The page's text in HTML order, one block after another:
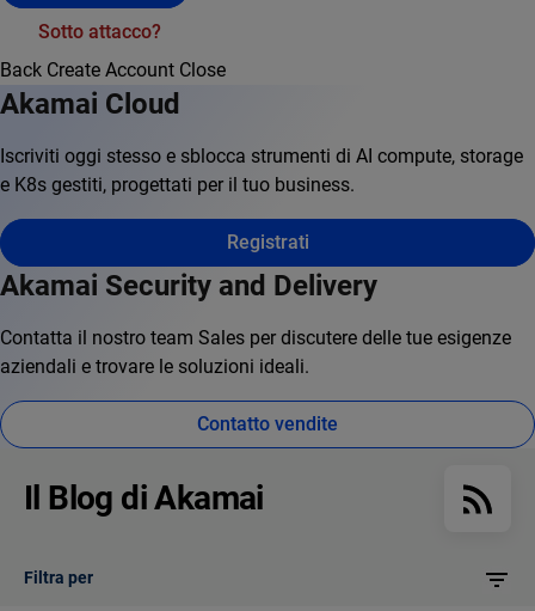
Sotto attacco?
Back Create Account Close
Akamai Cloud
Iscriviti oggi stesso e sblocca strumenti di AI compute, storage
e K8s gestiti, progettati per il tuo business.
Registrati
Akamai Security and Delivery
Contatta il nostro team Sales per discutere delle tue esigenze
aziendali e trovare le soluzioni ideali.
Contatto vendite
Il Blog di Akamai
Filtra per